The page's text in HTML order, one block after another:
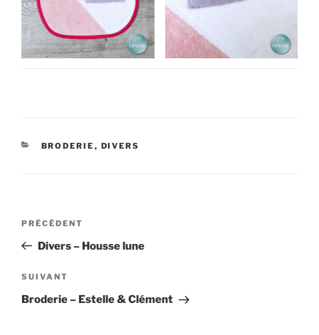
CATÉGORIES
BRODERIE , DIVERS
Navigation
l’article
Article
précédent
PRÉCÉDENT
Divers – Housse lune
Article
suivant
SUIVANT
Broderie – Estelle & Clément